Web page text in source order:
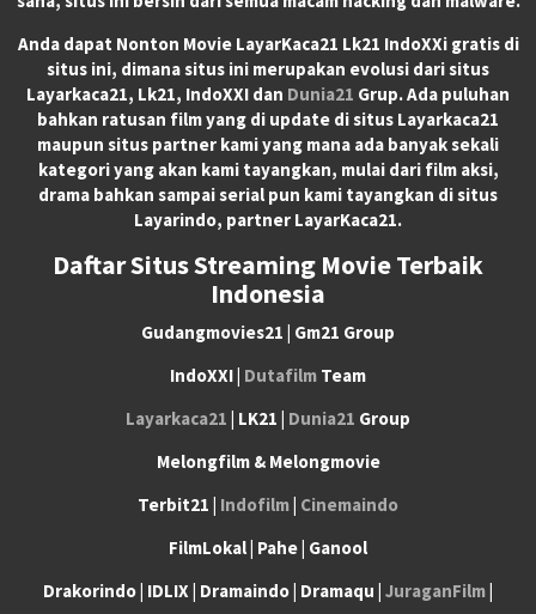
Anda dapat Nonton Movie LayarKaca21 Lk21 IndoXXigratis di
situs ini, dimana situs ini merupakan evolusi dari situs
Layarkaca21, Lk21, IndoXXI dan Dunia21 Grup. Ada puluhan
bahkan ratusan film yang di update di situs Layarkaca21
maupun situs partner kami yang mana ada banyak sekali
kategori yang akan kami tayangkan, mulai dari film aksi,
drama bahkan sampai serial pun kami tayangkan di situs
Layarindo, partner LayarKaca21.
Daftar Situs Streaming Movie Terbaik
Indonesia
Gudangmovies21 | Gm21 Group
IndoXXI | Dutafilm Team
Layarkaca21 | LK21 | Dunia21 Group
Melongfilm & Melongmovie
Terbit21 | Indofilm| Cinemaindo
FilmLokal | Pahe | Ganool
Drakorindo | IDLIX | Dramaindo | Dramaqu | JuraganFilm|